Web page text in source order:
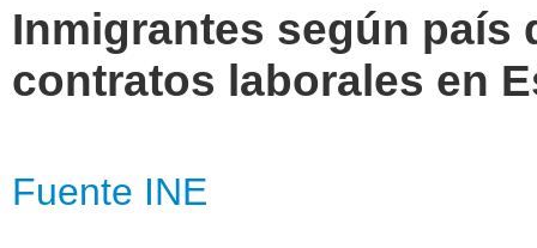
Inmigrantes según país
contratos laborales en
Fuente INE